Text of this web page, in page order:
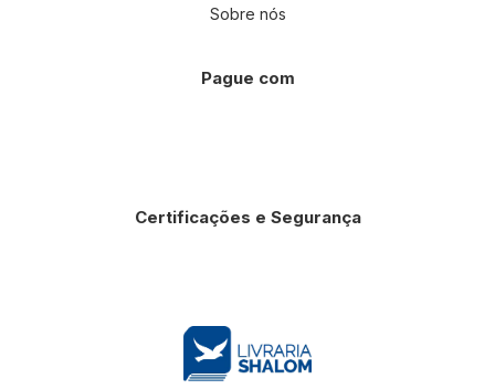
Sobre nós
Pague com
Certificações e Segurança